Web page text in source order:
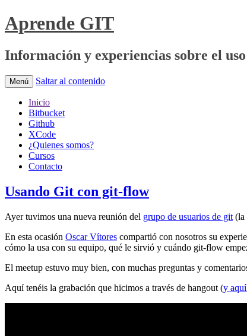
Aprende GIT
Información y experiencias sobre el
Menú Saltar al contenido
Inicio
Bitbucket
Github
XCode
¿Quienes somos?
Cursos
Contacto
Usando Git con git-flow
Ayer tuvimos una nueva reunión del grupo de usuarios de git (la
En esta ocasión Oscar Vítores compartió con nosotros su
cómo la usa con su equipo, qué le sirvió y cuándo git-flow
El meetup estuvo muy bien, con muchas preguntas y
Aquí tenéis la grabación que hicimos a través de hangout (y